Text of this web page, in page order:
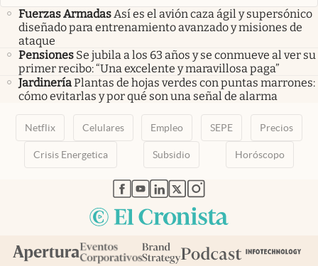
Fuerzas ArmadasAsí es el avión caza ágil y supersónico
diseñado para entrenamiento avanzado y misiones de
ataque
Pensiones Se jubila a los 63 años y se conmueve al ver su
primer recibo: “Una excelente y maravillosa paga”
JardineríaPlantas de hojas verdes con puntas marrones:
cómo evitarlas y por qué son una señal de alarma
Netflix Celulares Empleo SEPE Precios
Crisis Energetica Subsidio Horóscopo
abre en nueva pestaña
abre en nueva pestaña
abre en nueva pestaña
abre en nueva pestaña
abre en nueva pestaña